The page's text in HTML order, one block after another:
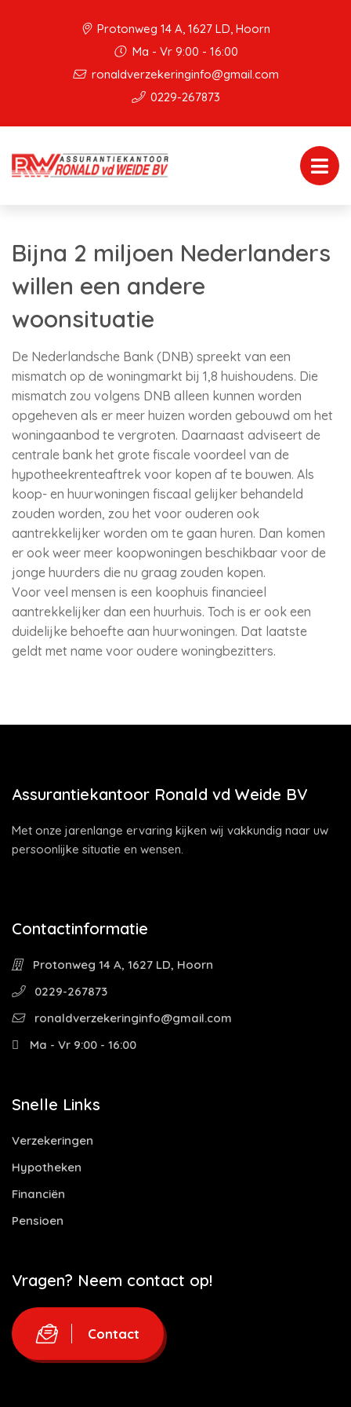
Protonweg 14 A, 1627 LD, Hoorn
Ma - Vr 9:00 - 16:00
ronaldverzekeringinfo@gmail.com
0229-267873
Bijna 2 miljoen Nederlanders
willen een andere
woonsituatie
De Nederlandsche Bank (DNB) spreekt van een
mismatch op de woningmarkt bij 1,8 huishoudens. Die
mismatch zou volgens DNB alleen kunnen worden
opgeheven als er meer huizen worden gebouwd om het
woningaanbod te vergroten. Daarnaast adviseert de
centrale bank het grote fiscale voordeel van de
hypotheekrenteaftrek voor kopen af te bouwen. Als
koop- en huurwoningen fiscaal gelijker behandeld
zouden worden, zou het voor ouderen ook
aantrekkelijker worden om te gaan huren. Dan komen
er ook weer meer koopwoningen beschikbaar voor de
jonge huurders die nu graag zouden kopen.
Voor veel mensen is een koophuis financieel
aantrekkelijker dan een huurhuis. Toch is er ook een
duidelijke behoefte aan huurwoningen. Dat laatste
geldt met name voor oudere woningbezitters.
Assurantiekantoor Ronald vd Weide BV
Met onze jarenlange ervaring kijken wij vakkundig naar uw
persoonlijke situatie en wensen.
Contactinformatie
Protonweg 14 A, 1627 LD, Hoorn
0229-267873
ronaldverzekeringinfo@gmail.com
Ma - Vr 9:00 - 16:00
Snelle Links
Verzekeringen
Hypotheken
Financiën
Pensioen
Vragen? Neem contact op!
Contact